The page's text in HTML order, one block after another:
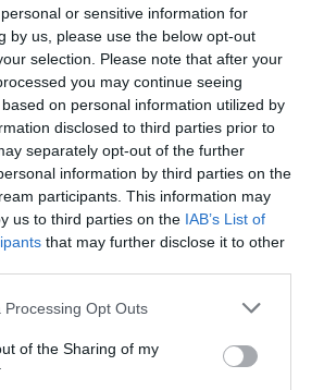
or sensitive information for
by us, please use the below opt-out
selection. Please note that after your
you may continue seeing
on personal information utilized by
disclosed to third parties prior to
separately opt-out of the further
information by third parties on the
participants. This information may
us to third parties on the IAB’s List of
that may further disclose it to other
Processing Opt Outs
of the Sharing of my
ISMÉTELT
regisztráció menete és
teendők telt ház esetén
minden 16. életévét betöltött
az esemény szakmai
részt venne rajta és nyitott új
magas színvonalú
vannak? Tudok a
az egyéb költségeket
stb.) a regisztrációs
utalással, valamint
kaptam meg a QR-kódot a